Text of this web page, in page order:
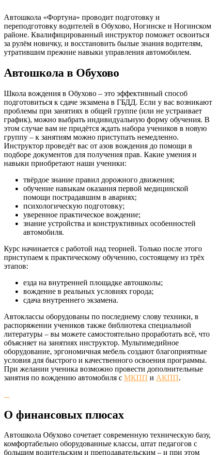
Автошкола «Фортуна» проводит подготовку и
переподготовку водителей в Обухово, Ногинске и Ногинском
районе. Квалифицированный инструктор поможет освоиться
за рулём новичку, и восстановить былые знания водителям,
утратившим прежние навыки управления автомобилем.
Автошкола в Обухово
Школа вождения в Обухово – это эффективный способ
подготовиться к сдаче экзамена в ГБДД. Если у вас возникают
проблемы при занятиях в общей группе (или не устраивает
график), можно выбрать индивидуальную форму обучения. В
этом случае вам не придётся ждать набора учеников в новую
группу – к занятиям можно приступать немедленно.
Инструктор проведёт вас от азов вождения до помощи в
подборе документов для получения прав. Какие умения и
навыки приобретают наши ученики:
твёрдое знание правил дорожного движения;
обучение навыкам оказания первой медицинской
помощи пострадавшим в авариях;
психологическую подготовку;
уверенное практическое вождение;
знание устройства и конструктивных особенностей
автомобиля.
Курс начинается с работой над теорией. Только после этого
приступаем к практическому обучению, состоящему из трёх
этапов:
езда на внутренней площадке автошколы;
вождение в реальных условиях города;
сдача внутреннего экзамена.
Автоклассы оборудованы по последнему слову техники, в
распоряжении учеников также библиотека специальной
литературы – вы можете самостоятельно проработать всё, что
объясняет на занятиях инструктор. Мультимедийное
оборудование, эргономичная мебель создают благоприятные
условия для быстрого и качественного освоения программы.
При желании ученика возможно провести дополнительные
занятия по вождению автомобиля с МКПП и АКПП.
О финансовых плюсах
Автошкола Обухово сочетает современную техническую базу,
комфортабельно оборудованные классы, штат педагогов с
большим водительским и преподавательским – и при этом